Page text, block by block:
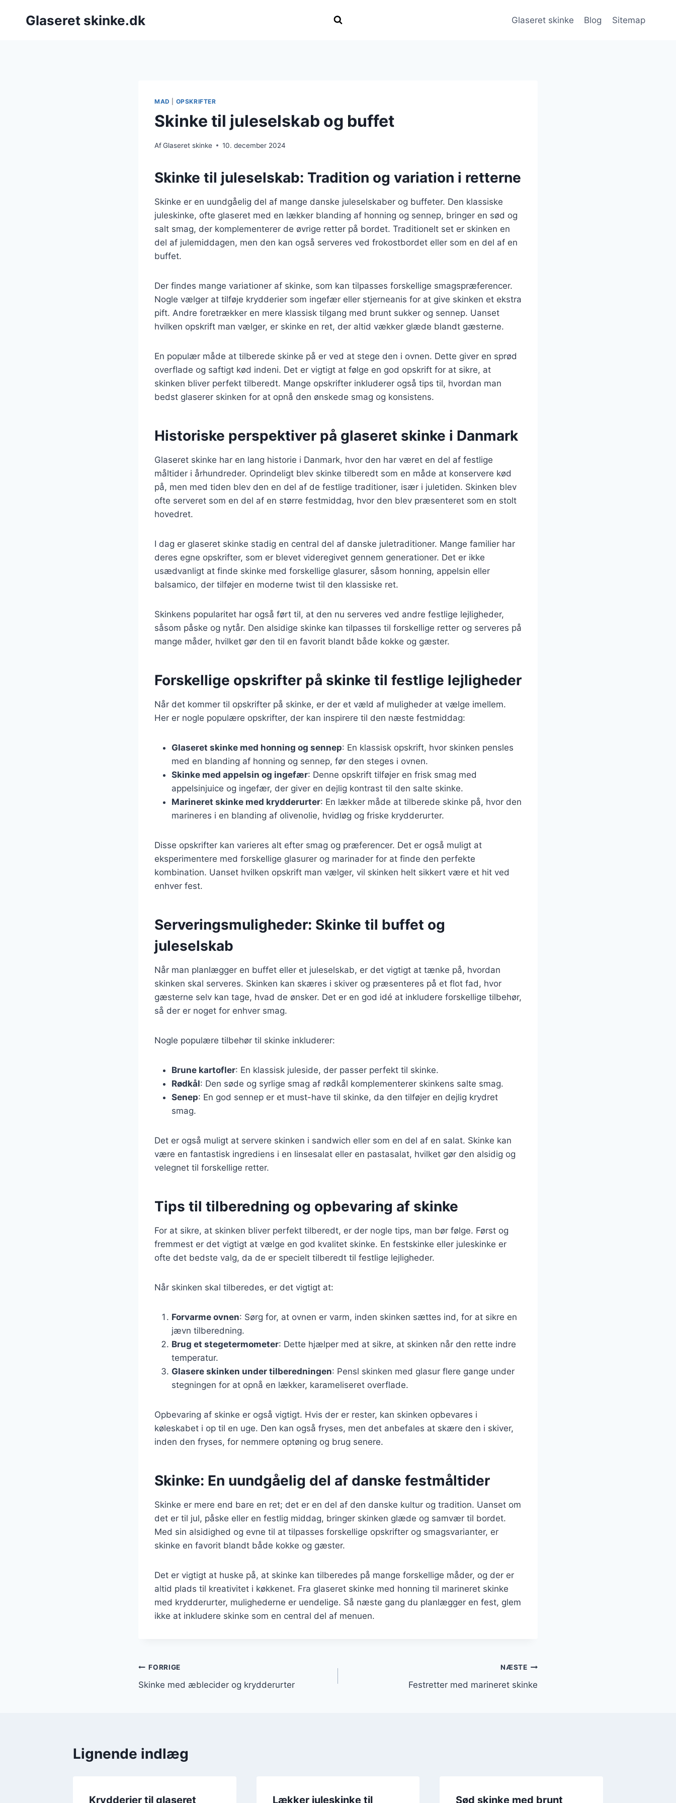
Glaseret skinke.dk Glaseret skinke Blog Sitemap
MAD OPSKRIFTER
Skinke til juleselskab og buffet
AfGlaseret skinke 10. december 2024
Skinke til juleselskab: Tradition og variation i retterne
Skinke er en uundgåelig del af mange danske juleselskaber og buffeter. Den klassiske
juleskinke, ofte glaseret med en lækker blanding af honning og sennep, bringer en sød og
salt smag, der komplementerer de øvrige retter på bordet. Traditionelt set er skinken en
del af julemiddagen, men den kan også serveres ved frokostbordet eller som en del af en
buffet.
Der findes mange variationer af skinke, som kan tilpasses forskellige smagspræferencer.
Nogle vælger at tilføje krydderier som ingefær eller stjerneanis for at give skinken et ekstra
pift. Andre foretrækker en mere klassisk tilgang med brunt sukker og sennep. Uanset
hvilken opskrift man vælger, er skinke en ret, der altid vækker glæde blandt gæsterne.
En populær måde at tilberede skinke på er ved at stege den i ovnen. Dette giver en sprød
overflade og saftigt kød indeni. Det er vigtigt at følge en god opskrift for at sikre, at
skinken bliver perfekt tilberedt. Mange opskrifter inkluderer også tips til, hvordan man
bedst glaserer skinken for at opnå den ønskede smag og konsistens.
Historiske perspektiver på glaseret skinke i Danmark
Glaseret skinke har en lang historie i Danmark, hvor den har været en del af festlige
måltider i århundreder. Oprindeligt blev skinke tilberedt som en måde at konservere kød
på, men med tiden blev den en del af de festlige traditioner, især i juletiden. Skinken blev
ofte serveret som en del af en større festmiddag, hvor den blev præsenteret som en stolt
hovedret.
I dag er glaseret skinke stadig en central del af danske juletraditioner. Mange familier har
deres egne opskrifter, som er blevet videregivet gennem generationer. Det er ikke
usædvanligt at finde skinke med forskellige glasurer, såsom honning, appelsin eller
balsamico, der tilføjer en moderne twist til den klassiske ret.
Skinkens popularitet har også ført til, at den nu serveres ved andre festlige lejligheder,
såsom påske og nytår. Den alsidige skinke kan tilpasses til forskellige retter og serveres på
mange måder, hvilket gør den til en favorit blandt både kokke og gæster.
Forskellige opskrifter på skinke til festlige lejligheder
Når det kommer til opskrifter på skinke, er der et væld af muligheder at vælge imellem.
Her er nogle populære opskrifter, der kan inspirere til den næste festmiddag:
Glaseret skinke med honning og sennep: En klassisk opskrift, hvor skinken pensles
med en blanding af honning og sennep, før den steges i ovnen.
Skinke med appelsin og ingefær: Denne opskrift tilføjer en frisk smag med
appelsinjuice og ingefær, der giver en dejlig kontrast til den salte skinke.
Marineret skinke med krydderurter: En lækker måde at tilberede skinke på, hvor den
marineres i en blanding af olivenolie, hvidløg og friske krydderurter.
Disse opskrifter kan varieres alt efter smag og præferencer. Det er også muligt at
eksperimentere med forskellige glasurer og marinader for at finde den perfekte
kombination. Uanset hvilken opskrift man vælger, vil skinken helt sikkert være et hit ved
enhver fest.
Serveringsmuligheder: Skinke til buffet og
juleselskab
Når man planlægger en buffet eller et juleselskab, er det vigtigt at tænke på, hvordan
skinken skal serveres. Skinken kan skæres i skiver og præsenteres på et flot fad, hvor
gæsterne selv kan tage, hvad de ønsker. Det er en god idé at inkludere forskellige tilbehør,
så der er noget for enhver smag.
Nogle populære tilbehør til skinke inkluderer:
Brune kartofler: En klassisk juleside, der passer perfekt til skinke.
Rødkål: Den søde og syrlige smag af rødkål komplementerer skinkens salte smag.
Senep: En god sennep er et must-have til skinke, da den tilføjer en dejlig krydret
smag.
Det er også muligt at servere skinken i sandwich eller som en del af en salat. Skinke kan
være en fantastisk ingrediens i en linsesalat eller en pastasalat, hvilket gør den alsidig og
velegnet til forskellige retter.
Tips til tilberedning og opbevaring af skinke
For at sikre, at skinken bliver perfekt tilberedt, er der nogle tips, man bør følge. Først og
fremmest er det vigtigt at vælge en god kvalitet skinke. En festskinke eller juleskinke er
ofte det bedste valg, da de er specielt tilberedt til festlige lejligheder.
Når skinken skal tilberedes, er det vigtigt at:
Forvarme ovnen: Sørg for, at ovnen er varm, inden skinken sættes ind, for at sikre en
jævn tilberedning.
Brug et stegetermometer: Dette hjælper med at sikre, at skinken når den rette indre
temperatur.
Glasere skinken under tilberedningen: Pensl skinken med glasur flere gange under
stegningen for at opnå en lækker, karameliseret overflade.
Opbevaring af skinke er også vigtigt. Hvis der er rester, kan skinken opbevares i
køleskabet i op til en uge. Den kan også fryses, men det anbefales at skære den i skiver,
inden den fryses, for nemmere optøning og brug senere.
Skinke: En uundgåelig del af danske festmåltider
Skinke er mere end bare en ret; det er en del af den danske kultur og tradition. Uanset om
det er til jul, påske eller en festlig middag, bringer skinken glæde og samvær til bordet.
Med sin alsidighed og evne til at tilpasses forskellige opskrifter og smagsvarianter, er
skinke en favorit blandt både kokke og gæster.
Det er vigtigt at huske på, at skinke kan tilberedes på mange forskellige måder, og der er
altid plads til kreativitet i køkkenet. Fra glaseret skinke med honning til marineret skinke
med krydderurter, mulighederne er uendelige. Så næste gang du planlægger en fest, glem
ikke at inkludere skinke som en central del af menuen.
Indlægsnavigation
FORRIGE
Skinke med æblecider og krydderurter
NÆSTE
Festretter med marineret skinke
Lignende indlæg
Krydderier til glaseret Lækker juleskinke til Sød skinke med brunt